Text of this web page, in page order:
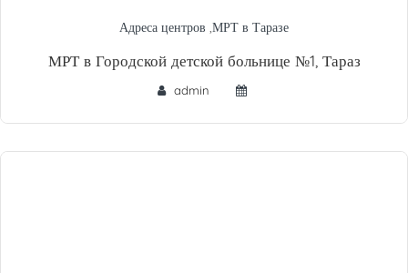
Адреса центров ,МРТ в Таразе
МРТ в Городской детской больнице №1, Тараз
admin